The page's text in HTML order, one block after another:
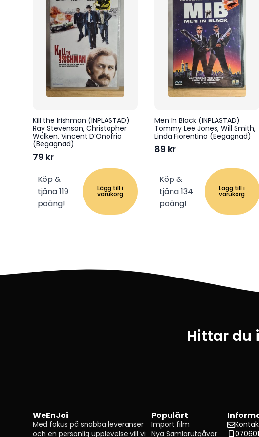
Kill the Irishman (INPLASTAD)
Ray Stevenson, Christopher
Walken, Vincent D’Onofrio
(Begagnad)
79 kr
Köp &
tjäna 119
poäng!
Lägg till i
varukorg
Men In Black (INPLASTAD)
Tommy Lee Jones, Will Smith,
Linda Fiorentino (Begagnad)
89 kr
Köp &
tjäna 134
poäng!
Lägg till i
varukorg
Hittar du
WeEnJoi
Med fokus på snabba leveranser
och en personlig upplevelse vill vi
Populärt
Import film
Nya Samlarutgåvor